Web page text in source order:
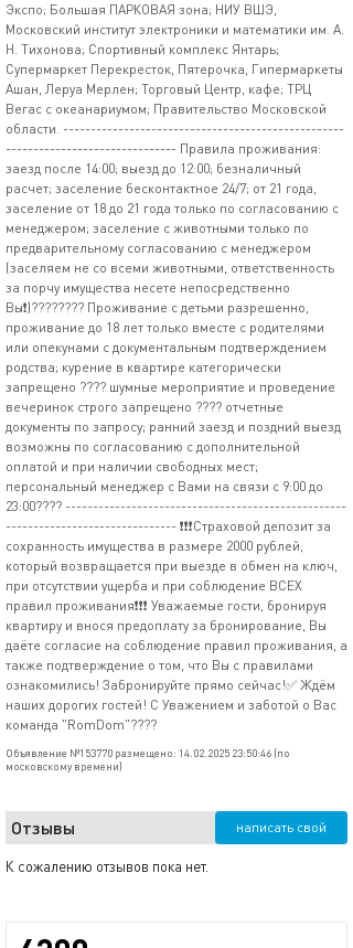
Экспо; Большая ПАРКОВАЯ зона; НИУ ВШЭ,
Московский институт электроники и математики им. А.
Н. Тихонова; Спортивный комплекс Янтарь;
Супермаркет Перекресток, Пятерочка, Гипермаркеты
Ашан, Леруа Мерлен; Торговый Центр, кафе; ТРЦ
Вегас с океанариумом; Правительство Московской
области. ---------------------------------------------------
------------------------------- Правила проживания:
заезд после 14:00; выезд до 12:00; безналичный
расчет; заселение бесконтактное 24/7; от 21 года,
заселение от 18 до 21 года только по согласованию с
менеджером; заселение с животными только по
предварительному согласованию с менеджером
(заселяем не со всеми животными, ответственность
за порчу имущества несете непосредственно
Вы❗)???????? Проживание с детьми разрешенно,
проживание до 18 лет только вместе с родителями
или опекунами с документальным подтверждением
родства; курение в квартире категорически
запрещено ???? шумные мероприятие и проведение
вечеринок строго запрещено ???? отчетные
документы по запросу; ранний заезд и поздний выезд
возможны по согласованию с дополнительной
оплатой и при наличии свободных мест;
персональный менеджер с Вами на связи с 9:00 до
23:00???? ---------------------------------------------------
------------------------------- ❗❗❗Страховой депозит за
сохранность имущества в размере 2000 рублей,
который возвращается при выезде в обмен на ключ,
при отсутствии ущерба и при соблюдение ВСЕХ
правил проживания❗❗❗ Уважаемые гости, бронируя
квартиру и внося предоплату за бронирование, Вы
даёте согласие на соблюдение правил проживания, а
также подтверждение о том, что Вы с правилами
ознакомились! Забронируйте прямо сейчас!✅ Ждём
наших дорогих гостей! С Уважением и заботой о Вас
команда "RomDom"????
Объявление №153770 размещено: 14.02.2025 23:50:46 (по
московскому времени)
Отзывы написать свой
К сожалению отзывов пока нет.